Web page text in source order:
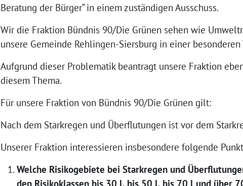
Beratung der Bürger“ in einem zuständigen Ausschuss.
Wir die Fraktion Bündnis 90/Die Grünen sehen wie
unsere Gemeinde Rehlingen-Siersburg in einer
Aufgrund dieser Problematik beantragt unsere Fraktion
diesem Thema.
Für unsere Fraktion von Bündnis 90/Die Grünen gilt:
Nach dem Starkregen und Überflutungen ist vor dem
Unserer Fraktion interessieren insbesondere folgende
Welche Risikogebiete bei Starkregen und
den Risikoklassen bis 30 l, bis 50 l, bis 70 l und über